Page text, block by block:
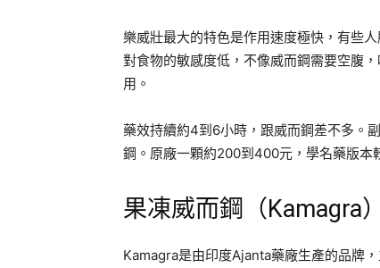
樂威壯最大的特色是作用速度極快，有些
對食物的敏感度低，不像威而鋼需要空腹
用。
藥效持續約4到6小時，跟威而鋼差不多。
鋼。原廠一顆約200到400元，學名藥版本
果凍威而鋼（Kamagra
Kamagra是由印度Ajanta藥廠生產的品牌